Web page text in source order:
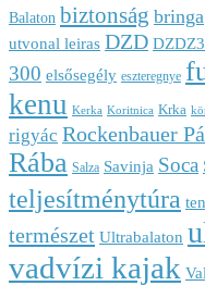
Balaton biztonság bringa
utvonal leiras DZD
300 elsősegély eszteregnye
kenu Kerka Koritnica Krka
rigyác Rockenbauer
Rába Salza Savinja Soca
teljesítménytúra
természet Ultrabalaton
vadvízi kajak